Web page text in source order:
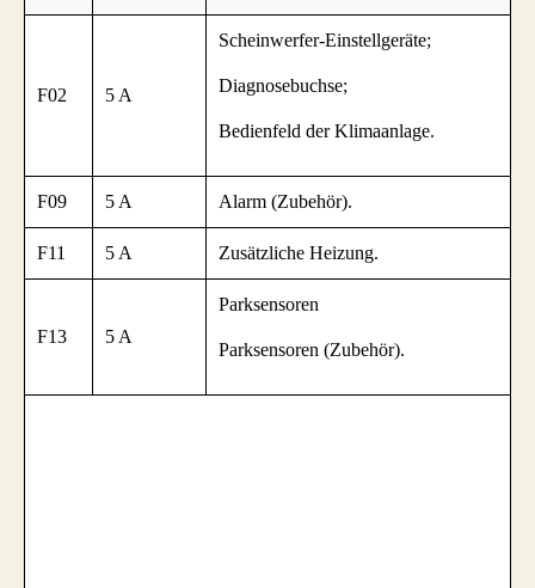
F02 5 A
Scheinwerfer-Einstellgeräte;
Diagnosebuchse;
Bedienfeld der Klimaanlage.
F09 5 A Alarm (Zubehör).
F11 5 A Zusätzliche Heizung.
F13 5 A
Parksensoren
Parksensoren (Zubehör).